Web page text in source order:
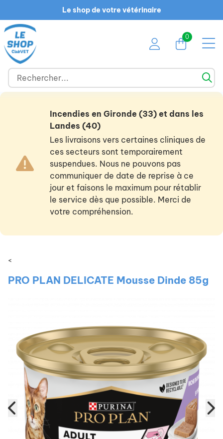
Le shop de votre vétérinaire
0
Incendies en Gironde (33) et dans les
Landes (40)
Les livraisons vers certaines cliniques de
ces secteurs sont temporairement
suspendues. Nous ne pouvons pas
communiquer de date de reprise à ce
jour et faisons le maximum pour rétablir
le service dès que possible. Merci de
votre compréhension.
<
PRO PLAN DELICATE Mousse Dinde 85g